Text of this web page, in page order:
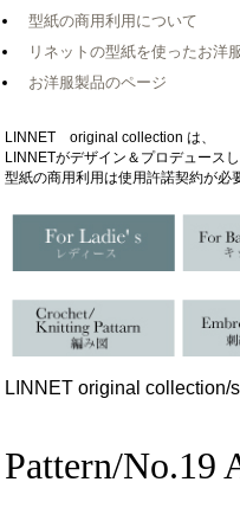
型紙の商用利用について
リネットの型紙を使ったお洋
お洋服製品のページ
LINNET original collection は、
LINNETがデザイン＆プロデュース
型紙の商用利用は使用許諾契約が必
LINNET original collection/
Pattern/No.19